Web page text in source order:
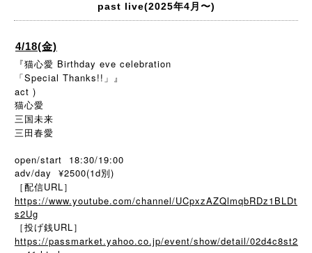
past live(2025年4月〜)
4/18(金)
『猫心愛 Birthday eve celebration
「Special Thanks!!」』
act )
猫心愛
三国未来
三田春愛
open/start 18:30/19:00
adv/day ¥2500(1d別)
［配信URL］
https://www.youtube.com/channel/UCpxzAZQlmqbRDz1BLDt
s2Ug
［投げ銭URL］
https://passmarket.yahoo.co.jp/event/show/detail/02d4c8st2